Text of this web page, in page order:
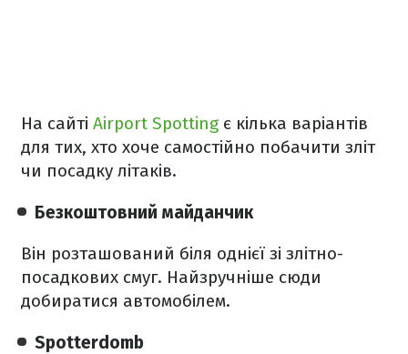
На сайті Airport Spottingє кілька варіантів
для тих, хто хоче самостійно побачити зліт
чи посадку літаків.
Безкоштовний майданчик
Він розташований біля однієї зі злітно-
посадкових смуг. Найзручніше сюди
добиратися автомобілем.
Spotterdomb